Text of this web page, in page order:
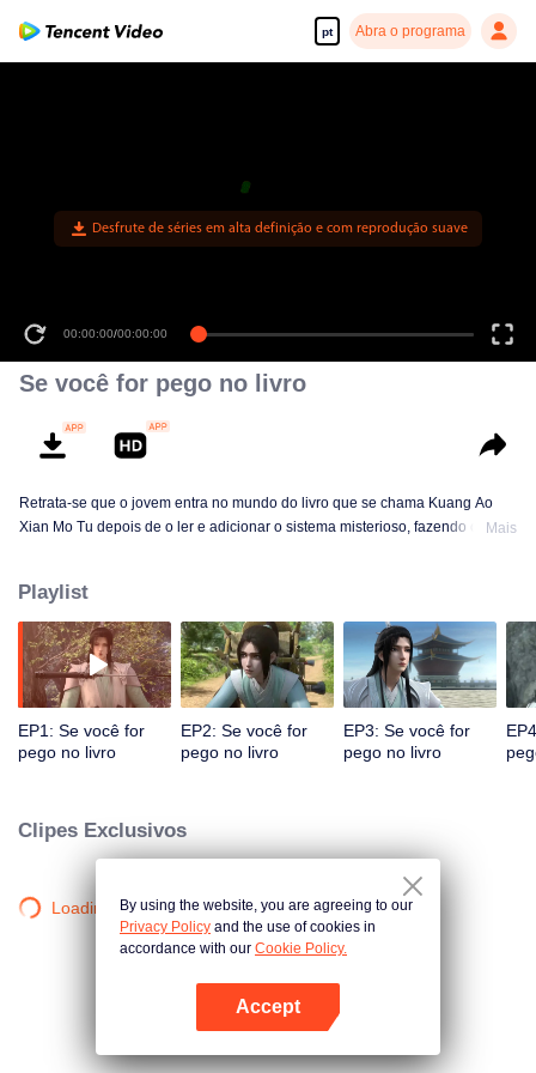
pt Abra o programa
Abra o programa
Desfrute de séries em alta definição e com reprodução suave
00:00:00/00:00:00
Se você for pego no livro
Retrata-se que o jovem entra no mundo do livro que se chama Kuang Ao
Xian Mo Tu depois de o ler e adicionar o sistema misterioso, fazendo comMais
Playlist
EP1: Se você for
pego no livro
EP2: Se você for
pego no livro
EP3: Se você for
pego no livro
Clipes Exclusivos
Loading…By using the website, you are agreeing to our
Privacy Policy and the use of cookies in
accordance with our Cookie Policy.
Accept